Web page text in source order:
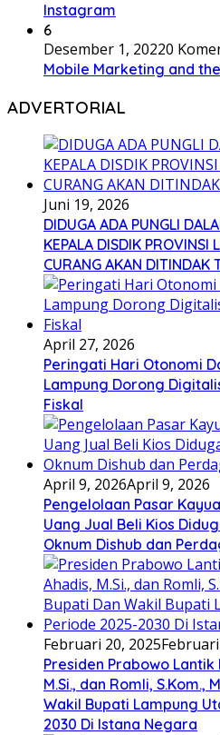
Instagram
6
Desember 1, 20220
Mobile Marketing and
ADVERTORIAL
Juni 19, 2026
DIDUGA ADA PUNGLI
KEPALA DISDIK PROVINSI
CURANG AKAN DITINDAK
April 27, 2026
Peringati Hari Otonomi
Lampung Dorong
Fiskal
April 9, 2026April 9, 2026
Pengelolaan Pasar
Uang Jual Beli Kios
Oknum Dishub dan
Februari 20, 2025
Presiden Prabowo Lantik
M.Si., dan Romli, S.Kom.,
Wakil Bupati Lampung
2030 Di Istana Negara